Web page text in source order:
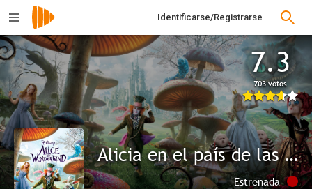
Identificarse/Registrarse
7.3
703 votos
Alicia en el país de las maravillas
Estrenada